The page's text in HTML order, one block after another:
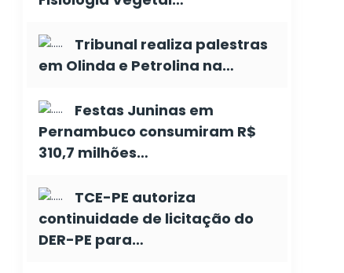
Tribunal realiza palestras
em Olinda e Petrolina na…
Festas Juninas em
Pernambuco consumiram R$
310,7 milhões…
TCE-PE autoriza
continuidade de licitação do
DER-PE para…